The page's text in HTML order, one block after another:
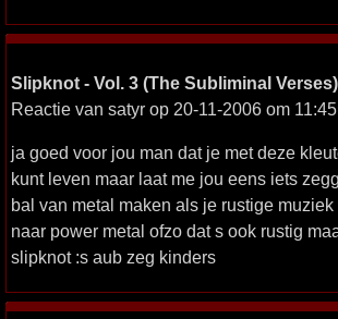
Slipknot - Vol. 3 (The Subliminal Verses)
Reactie van satyr op 20-11-2006 om
ja goed voor jou man dat je met deze
kunt leven maar laat me jou eens iets
bal van metal maken als je rustige
naar power metal ofzo dat s ook rustig
slipknot :s aub zeg kinders